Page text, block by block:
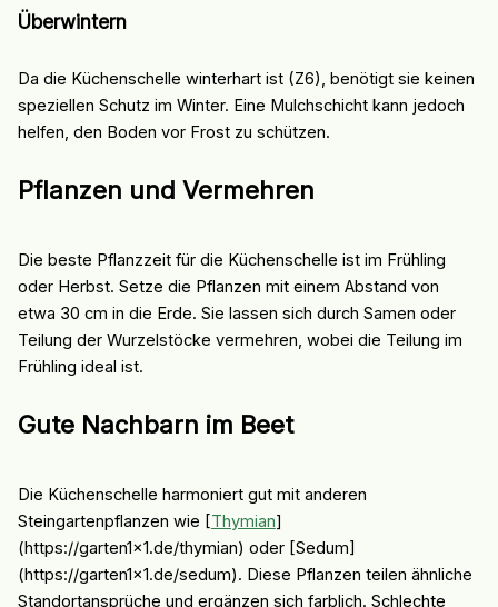
Überwintern
Da die Küchenschelle winterhart ist (Z6), benötigt sie keinen
speziellen Schutz im Winter. Eine Mulchschicht kann jedoch
helfen, den Boden vor Frost zu schützen.
Pflanzen und Vermehren
Die beste Pflanzzeit für die Küchenschelle ist im Frühling
oder Herbst. Setze die Pflanzen mit einem Abstand von
etwa 30 cm in die Erde. Sie lassen sich durch Samen oder
Teilung der Wurzelstöcke vermehren, wobei die Teilung im
Frühling ideal ist.
Gute Nachbarn im Beet
Die Küchenschelle harmoniert gut mit anderen
Steingartenpflanzen wie [Thymian]
(https://garten1x1.de/thymian) oder [Sedum]
(https://garten1x1.de/sedum). Diese Pflanzen teilen ähnliche
Standortansprüche und ergänzen sich farblich. Schlechte